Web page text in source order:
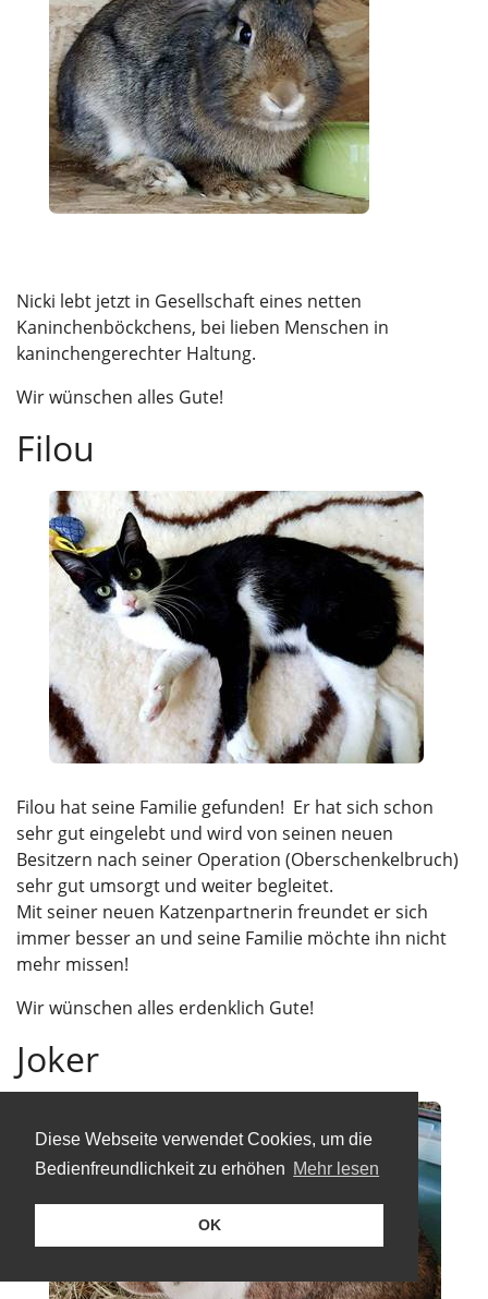
Diese Webseite verwendet Cookies, um die
Bedienfreundlichkeit zu erhöhen Mehr lesen
OK
Nicki lebt jetzt in Gesellschaft eines netten
Kaninchenböckchens, bei lieben Menschen in
kaninchengerechter Haltung.
Wir wünschen alles Gute!
Filou
Filou hat seine Familie gefunden! Er hat sich schon
sehr gut eingelebt und wird von seinen neuen
Besitzern nach seiner Operation (Oberschenkelbruch)
sehr gut umsorgt und weiter begleitet.
Mit seiner neuen Katzenpartnerin freundet er sich
immer besser an und seine Familie möchte ihn nicht
mehr missen!
Wir wünschen alles erdenklich Gute!
Joker